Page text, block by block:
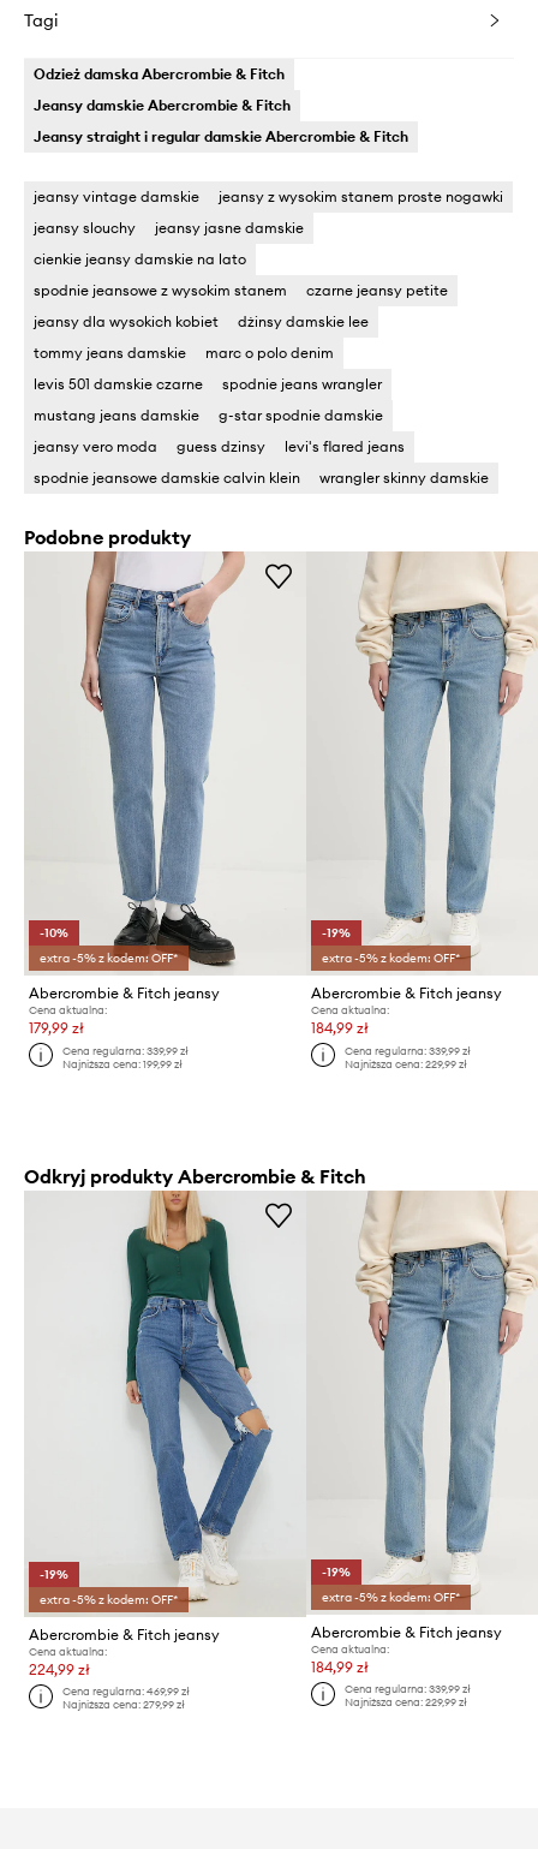
Tagi
Odzież damska Abercrombie & Fitch
Jeansy damskie Abercrombie & Fitch
Jeansy straight i regular damskie Abercrombie & Fitch
jeansy vintage damskie
jeansy z wysokim stanem proste nogawki
jeansy slouchy
jeansy jasne damskie
cienkie jeansy damskie na lato
spodnie jeansowe z wysokim stanem
czarne jeansy petite
jeansy dla wysokich kobiet
dżinsy damskie lee
tommy jeans damskie
marc o polo denim
levis 501 damskie czarne
spodnie jeans wrangler
mustang jeans damskie
g-star spodnie damskie
jeansy vero moda
guess dzinsy
levi's flared jeans
spodnie jeansowe damskie calvin klein
wrangler skinny damskie
Podobne produkty
-10%
extra -5% z kodem: OFF*
Abercrombie & Fitch jeansy
Cena aktualna:
179,99 zł
Cena regularna:339,99 zł
Najniższa cena:199,99 zł
-19%
extra -5% z kodem: OFF*
Abercrombie & Fitch jeansy
Cena aktualna:
184,99 zł
Cena regularna: 339,99 zł
Najniższa cena: 229,99 zł
Odkryj produkty Abercrombie & Fitch
-19%
extra -5% z kodem: OFF*
Abercrombie & Fitch jeansy
Cena aktualna:
224,99 zł
Cena regularna:469,99 zł
Najniższa cena:279,99 zł
-19%
extra -5% z kodem: OFF*
Abercrombie & Fitch jeansy
Cena aktualna:
184,99 zł
Cena regularna: 339,99 zł
Najniższa cena: 229,99 zł